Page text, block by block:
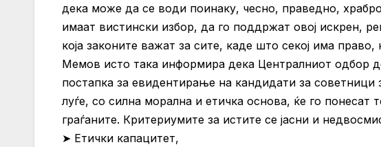
дека може да се води поинаку, чесно, праведно,
имаат вистински избор, да го поддржат овој искрен,
која законите важат за сите, каде што секој има право,
Мемов исто така информира дека Централниот одбор
постапка за евидентирање на кандидати за советници
луѓе, со силна морална и етичка основа, ќе го
граѓаните. Критериумите за истите се јасни и
➤ Етички капацитет,